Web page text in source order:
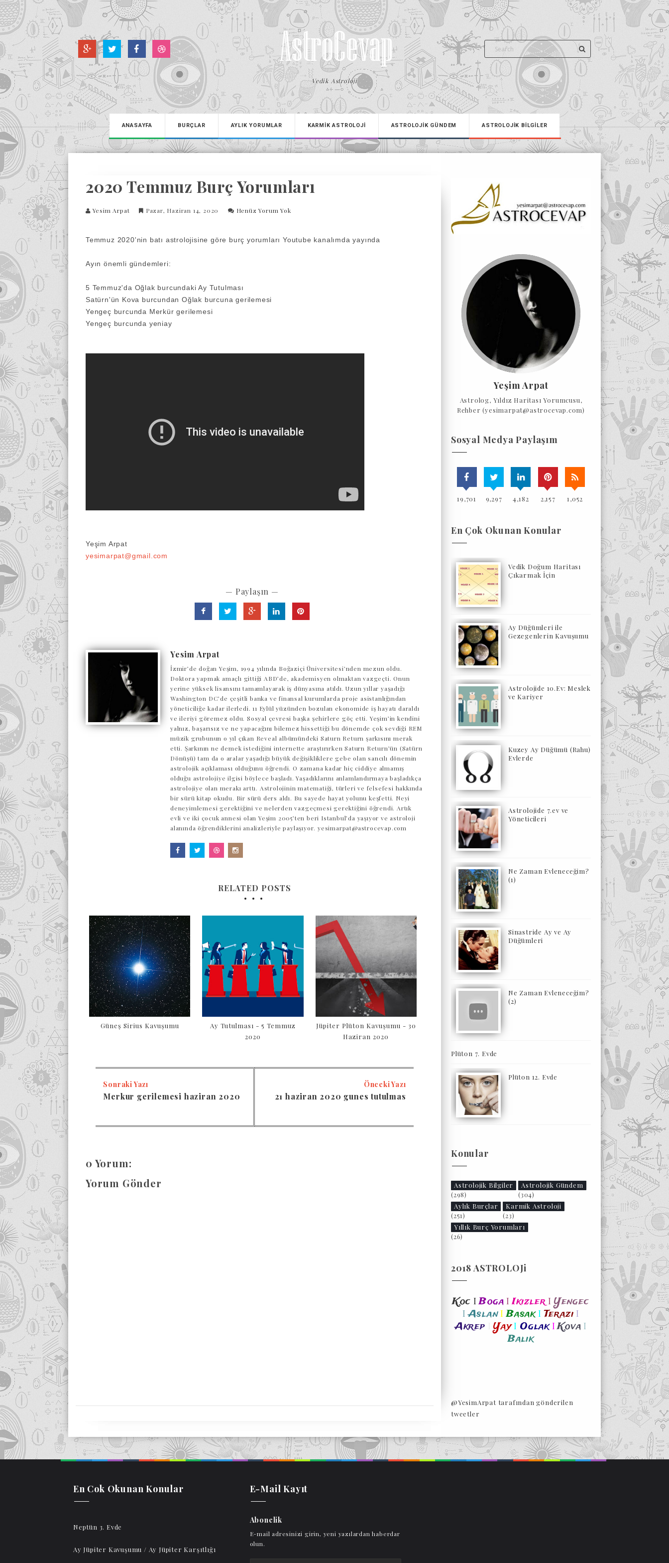
Vedik Astroloji
ANASAYFA BURÇLAR AYLIK YORUMLAR KARMİK ASTROLOJİ ASTROLOJİK GÜNDEM ASTROLOJİK BİLGİLER
2020 Temmuz Burç Yorumları
Yesim Arpat Pazar, Haziran 14, 2020 Henüz Yorum Yok
Temmuz 2020'nin batı astrolojisine göre burç yorumları Youtube kanalımda yayında
Ayın önemli gündemleri:
5 Temmuz'da Oğlak burcundaki Ay Tutulması
Satürn'ün Kova burcundan Oğlak burcuna gerilemesi
Yengeç burcunda Merkür gerilemesi
Yengeç burcunda yeniay
Yeşim Arpat
yesimarpat@gmail.com
— Paylaşın —
Yesim Arpat
İzmir’de doğan Yeşim, 1994 yılında Boğaziçi Üniversitesi’nden mezun oldu.
Doktora yapmak amaçlı gittiği ABD’de, akademisyen olmaktan vazgeçti. Onun
yerine yüksek lisansını tamamlayarak iş dünyasına atıldı. Uzun yıllar yaşadığı
Washington DC’de çeşitli banka ve finansal kurumlarda proje asistanlığından
yöneticiliğe kadar ilerledi. 11 Eylül yüzünden bozulan ekonomide iş hayatı daraldı
ve ileriyi göremez oldu. Sosyal çevresi başka şehirlere göç etti. Yeşim’in kendini
yalnız, başarısız ve ne yapacağını bilemez hissettiği bu dönemde çok sevdiği REM
müzik grubunun o yıl çıkan Reveal albümündeki Saturn Return şarkısını merak
etti. Şarkının ne demek istediğini internette araştırırken Saturn Return’ün (Satürn
Dönüşü) tam da o aralar yaşadığı büyük değişikliklere gebe olan sancılı dönemin
astrolojik açıklaması olduğunu öğrendi. O zamana kadar hiç ciddiye almamış
olduğu astrolojiye ilgisi böylece başladı. Yaşadıklarını anlamlandırmaya başladıkça
astrolojiye olan merakı arttı. Astrolojinin matematiği, türleri ve felsefesi hakkında
bir sürü kitap okudu. Bir sürü ders aldı. Bu sayede hayat yolunu keşfetti. Neyi
deneyimlemesi gerektiğini ve nelerden vazgeçmesi gerektiğini öğrendi. Artık
evli ve iki çocuk annesi olan Yeşim 2005’ten beri Istanbul’da yaşıyor ve astroloji
alanında öğrendiklerini analizleriyle paylaşıyor. yesimarpat@astrocevap.com
RELATED POSTS
Güneş Sirius Kavuşumu
Ay Tutulması - 5 Temmuz
2020
Jüpiter Plüton Kavuşumu - 30
Haziran 2020
Sonraki Yazı
Merkur gerilemesi haziran 2020
Önceki Yazı
21 haziran 2020 gunes tutulmas
0 Yorum:
Yorum Gönder
Yeşim Arpat
Astrolog, Yıldız Haritası Yorumcusu,
Rehber (yesimarpat@astrocevap.com)
Sosyal Medya Paylaşım
19,701 9,297 4,182 2,157 1,052
En Çok Okunan Konular
Vedik Doğum Haritası
Çıkarmak İçin
Ay Düğümleri ile
Gezegenlerin Kavuşumu
Astrolojide 10.Ev: Meslek
ve Kariyer
Kuzey Ay Düğümü (Rahu)
Evlerde
Astrolojide 7.ev ve
Yöneticileri
Ne Zaman Evleneceğim?
(1)
Sinastride Ay ve Ay
Düğümleri
Ne Zaman Evleneceğim?
(2)
Plüton 7. Evde
Plüton 12. Evde
Konular
Astrolojik Bilgiler
(298)
Astrolojik Gündem
(304)
Aylık Burçlar
(251)
Karmik Astroloji
(23)
Yıllık Burç Yorumları
(26)
2018 ASTROLOJi
Koc I Boga I Ikizler I Yengec
I Aslan I Basak I Terazi I
Akrep Yay I Oglak I Kova I
Balik
@YesimArpat tarafından gönderilen
tweetler
En Cok Okunan Konular
Neptün 3. Evde
Ay Jüpiter Kavuşumu / Ay Jüpiter Karşıtlığı
E-Mail Kayıt
Abonelik
E-mail adresinizi girin, yeni yazılardan haberdar
olun.